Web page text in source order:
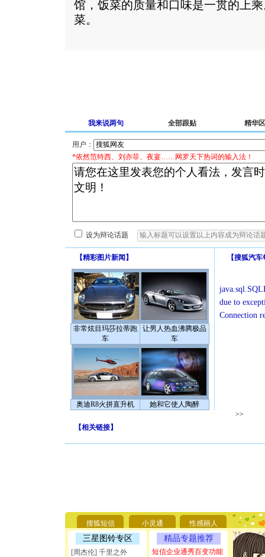
馆，饭菜的质量和口味是一贯的上
菜。
我来说两句 全部跟贴 精华区
用户：
*依然范特西、刘亦菲、夜宴……网罗天下热词的输入法！
设为辩论话题
【精彩图片新闻 】
非常炫目玛莎拉蒂跑
车
让男人热血沸腾极品
车
奥迪R8火拼直升机 她和它使人陶醉
【搜狐汽车
due to
Connection
>>
【相关链接】
搜狐短信 小灵通 性感丽人
三星图铃专区
[周杰伦] 千里之外
精品专题推荐
短信企业通秀百变功能
要平安！
[圣诞节]
能正大光
天都要快
[圣诞节]